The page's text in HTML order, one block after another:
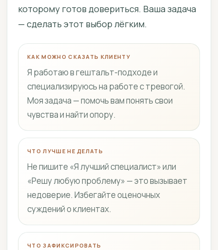
которому готов довериться. Ваша задача
— сделать этот выбор лёгким.
КАК МОЖНО СКАЗАТЬ КЛИЕНТУ
Я работаю в гештальт-подходе и
специализируюсь на работе с тревогой.
Моя задача — помочь вам понять свои
чувства и найти опору.
ЧТО ЛУЧШЕ НЕ ДЕЛАТЬ
Не пишите «Я лучший специалист» или
«Решу любую проблему» — это вызывает
недоверие. Избегайте оценочных
суждений о клиентах.
ЧТО ЗАФИКСИРОВАТЬ